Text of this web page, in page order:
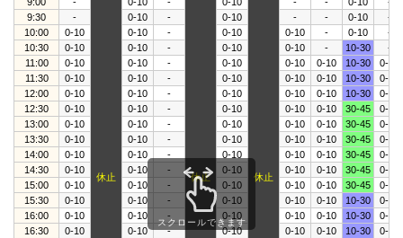
9:00 -
休止
0-10 -
休止
0-10
休止
- - 0-10
-
9:30
- 0-10 - 0-10 - - 0-10
-
10:00
0-10 0-10 - 0-10 0-10 - 0-10
-
10:30
0-10 0-10 - 0-10 0-10 - 10-30
-
11:00
0-10 0-10 - 0-10 0-10 0-10 10-30
0-10
11:30
0-10 0-10 - 0-10 0-10 0-10 10-30
0-10
12:00
0-10 0-10 - 0-10 0-10 0-10 10-30
0-10
12:30
0-10 0-10 - 0-10 0-10 0-10 30-45
0-10
13:00
0-10 0-10 - 0-10 0-10 0-10 30-45
0-10
13:30
0-10 0-10 - 0-10 0-10 0-10 30-45
0-10
14:00
0-10 0-10 - 0-10 0-10 0-10 30-45
0-10
14:30
0-10 0-10 - 0-10 0-10 0-10 30-45
0-10
15:00
0-10 0-10 - 0-10 0-10 0-10 30-45
0-10
15:30
0-10 0-10 - 0-10 0-10 0-10 10-30
0-10
16:00
0-10 0-10 - 0-10 0-10 0-10 10-30
0-10
16:30
0-10 0-10 - 0-10 0-10 0-10 10-30
0-10
スクロールできます